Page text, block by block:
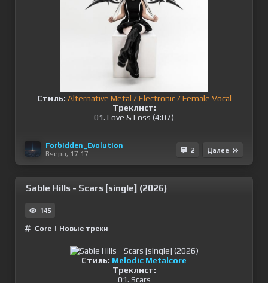
Стиль: Alternative Metal / Electronic / Female Vocal
Треклист:
01. Love & Loss (4:07)
Forbidden_Evolution
Вчера, 17:17
2 Далее
Sable Hills - Scars [single] (2026)
145
Сore | Новые треки
Стиль: Melodic Metalcore
Треклист:
01. Scars